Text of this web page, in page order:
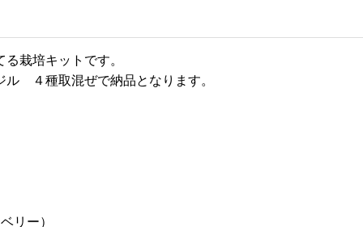
栽培キットです。
ル ４種取混ぜで納品となります。
リー）